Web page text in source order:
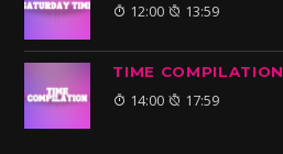
12:00 13:59
TIME COMPILATION
14:00 17:59